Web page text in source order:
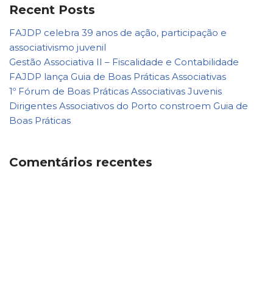
Recent Posts
FAJDP celebra 39 anos de ação, participação e
associativismo juvenil
Gestão Associativa II – Fiscalidade e Contabilidade
FAJDP lança Guia de Boas Práticas Associativas
1º Fórum de Boas Práticas Associativas Juvenis
Dirigentes Associativos do Porto constroem Guia de
Boas Práticas
Comentários recentes